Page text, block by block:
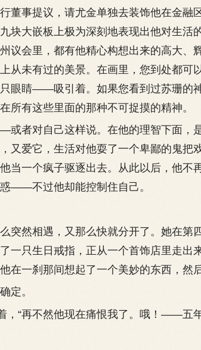
董事提议，请尤金单独去装饰他在金融
大嵌板上极为深刻地表现出他对生活的
议会里，都有他精心构想出来的高大、
未有过的美景。在画里，您到处都可
眼睛——吸引着。如果您看到过苏珊的
有这些里面的那种不可捉摸的精神。
者对自己这样说。在他的理智下面，
又爱它，生活对他耍了一个卑鄙的鬼
一个疯子驱逐出去。从此以后，他不
——不过他却能控制住自己。
然相遇，又那么快就分开了。她在第
一只生日戒指，正从一个首饰店里走出
在一刹那间想起了一个美妙的东西，
。
“再不然他现在痛恨我了。哦！——五